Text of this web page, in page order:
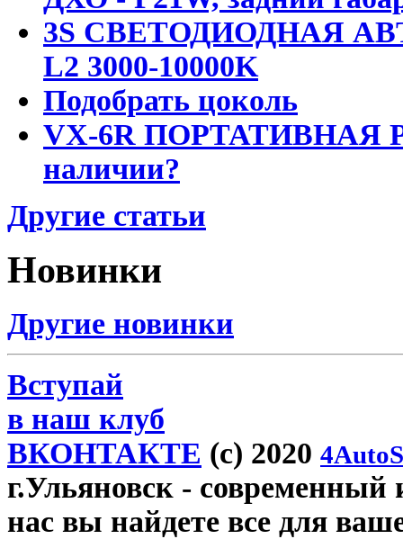
3S СВЕТОДИОДНАЯ
L2 3000-10000K
Подобрать цоколь
VX-6R ПОРТАТИВНАЯ
наличии?
Другие статьи
Новинки
Другие новинки
Вступай
в наш клуб
ВКОНТАКТЕ (c) 2020
г.Ульяновск - современный
нас вы найдете все для